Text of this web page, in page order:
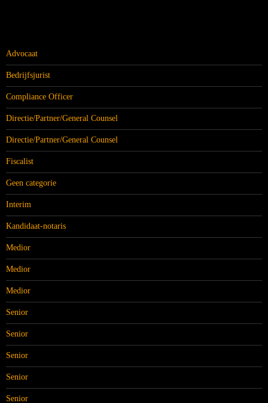
Advocaat
Bedrijfsjurist
Compliance Officer
Directie/Partner/General Counsel
Directie/Partner/General Counsel
Fiscalist
Geen categorie
Interim
Kandidaat-notaris
Medior
Medior
Medior
Senior
Senior
Senior
Senior
Senior